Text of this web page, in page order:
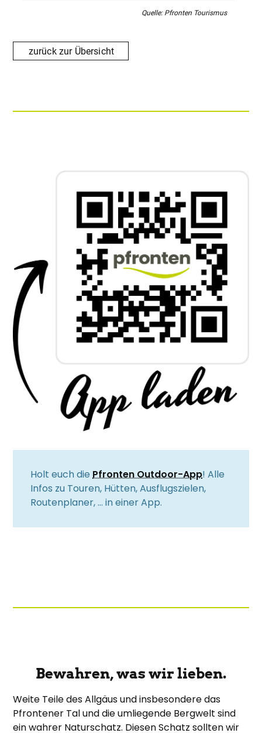
Quelle: Pfronten Tourismus
zurück zur Übersicht
Holt euch diePfronten Outdoor-App! Alle
Infos zu Touren, Hütten, Ausflugszielen,
Routenplaner, … in einer App.
Bewahren, was wir lieben.
Weite Teile des Allgäus und insbesondere das
Pfrontener Tal und die umliegende Bergwelt sind
ein wahrer Naturschatz. Diesen Schatz sollten wir